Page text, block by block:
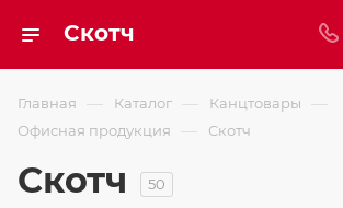
Скотч
Главная — Каталог — Канцтовары —
Офисная продукция — Скотч
Скотч 50